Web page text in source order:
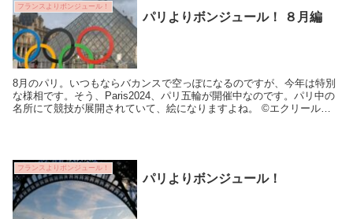
フランスよりボンジュール！
パリよりボンジュール！ ８月編
8月のパリ。いつもならバカンスで空っぽになるのですが、今年は特別
な様相です。そう、Paris2024、パリ五輪が開催中なのです。パリ中の
名所にて競技が展開されていて、絵になりますよね。 ©エクリール
フランスよりボンジュール！
パリよりボンジュール！